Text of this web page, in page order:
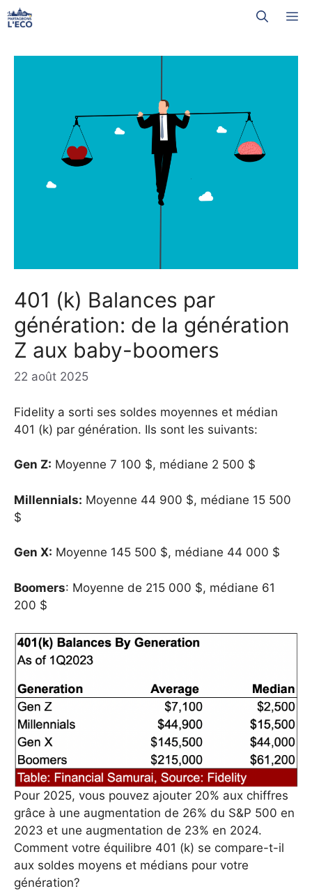
Aller
au
401 (k) Balances par
génération: de la génération
Z aux baby-boomers
22 août 2025
Fidelity a sorti ses soldes moyennes et médian
401 (k) par génération. Ils sont les suivants:
Gen Z: Moyenne 7 100 $, médiane 2 500 $
Millennials: Moyenne 44 900 $, médiane 15 500
$
Gen X: Moyenne 145 500 $, médiane 44 000 $
Boomers: Moyenne de 215 000 $, médiane 61
200 $
Pour 2025, vous pouvez ajouter 20% aux chiffres
grâce à une augmentation de 26% du S&P 500 en
2023 et une augmentation de 23% en 2024.
Comment votre équilibre 401 (k) se compare-t-il
aux soldes moyens et médians pour votre
génération?